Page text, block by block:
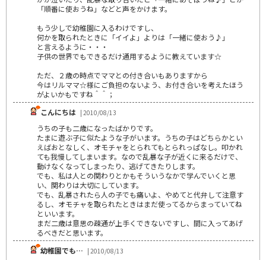
「順番に使おうね」などと声をかけます。
もう少しで幼稚園に入るわけですし、
何かを取られたときに「イイよ」よりは「一緒に使おう♪」
と言えるように・・・
子供の世界でもできるだけ通用するように教えています☆
ただ、２歳の時点でママとの付き合いもありますから
今はリルママ☆様にご負担のないよう、お付き合いを考えたほう
がよいかもですね＾＾；
こんにちは | 2010/08/13
うちの子も二歳になったばかりです。
たまに遊ぶ子に似たような子がいます。うちの子はどちらかとい
えばおとなしく、オモチャをとられてもとられっぱなし。叩かれ
ても我慢してしまいます。なので乱暴な子が近くに来るだけで、
動けなくなってしまったり、逃げてきたりします。
でも、私は人との関わりとかもそういうなかで学んでいくと思
い、関わりは大切にしています。
でも、乱暴されたら人の子でも痛いよ、やめてと代弁して注意す
るし、オモチャを取られたときはまだ使ってるからまっていてね
といいます。
まだ二歳は意思の疎通が上手くできないですし、間に入ってあげ
るべきだと思います。
幼稚園でも… | 2010/08/13